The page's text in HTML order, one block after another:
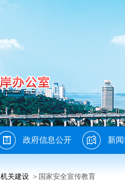
政府信息公开 新
机关建设 ＞国家安全宣传教育